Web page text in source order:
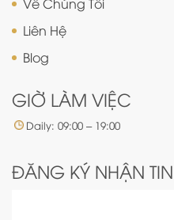
Liên Hệ
Blog
GIỜ LÀM VIỆC
Daily: 09:00 – 19:00
ĐĂNG KÝ NHẬN TIN